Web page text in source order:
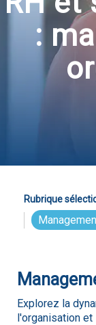
:
Rubrique
Explorez la
l'organisation et